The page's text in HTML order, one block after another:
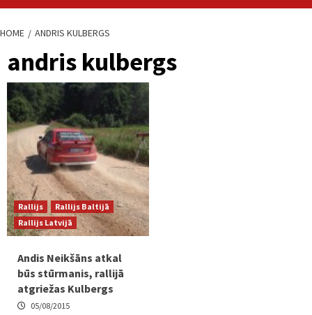
HOME ANDRIS KULBERGS
andris kulbergs
Rallijs
Rallijs Baltijā
Rallijs Latvijā
Andis Neikšāns atkal
būs stūrmanis, rallijā
atgriežas Kulbergs
05/08/2015